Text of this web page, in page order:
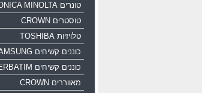
טונרים KONICA MINOLTA
טוסטרים CROWN
טלויזיות TOSHIBA
כוננים קשיחים SAMSUNG
כוננים קשיחים VERBATIM
מאווררים CROWN